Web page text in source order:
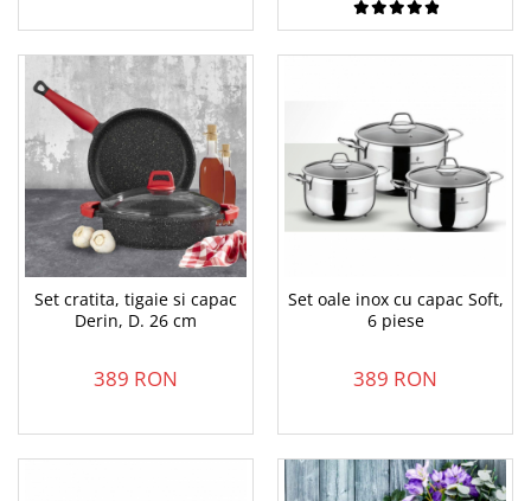
Set cratita, tigaie si capac
Derin, D. 26 cm
389 RON
Set oale inox cu capac Soft,
6 piese
389 RON